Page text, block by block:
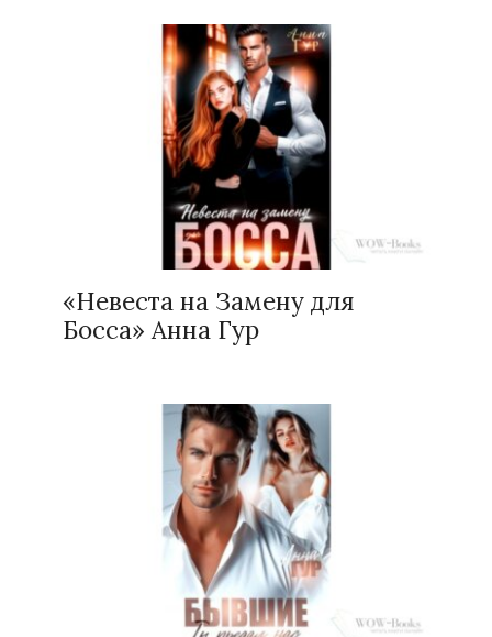
«Невеста на Замену для
Босса» Анна Гур